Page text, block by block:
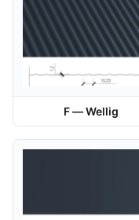
F — Wellig